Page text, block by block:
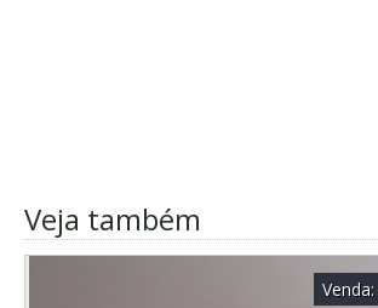
Veja também
Venda: